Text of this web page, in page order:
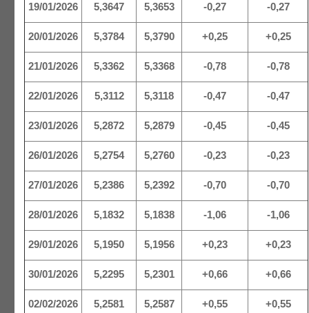
19/01/2026 5,3647 5,3653 -0,27 -0,27
20/01/2026 5,3784 5,3790 +0,25 +0,25
21/01/2026 5,3362 5,3368 -0,78 -0,78
22/01/2026 5,3112 5,3118 -0,47 -0,47
23/01/2026 5,2872 5,2879 -0,45 -0,45
26/01/2026 5,2754 5,2760 -0,23 -0,23
27/01/2026 5,2386 5,2392 -0,70 -0,70
28/01/2026 5,1832 5,1838 -1,06 -1,06
29/01/2026 5,1950 5,1956 +0,23 +0,23
30/01/2026 5,2295 5,2301 +0,66 +0,66
02/02/2026 5,2581 5,2587 +0,55 +0,55